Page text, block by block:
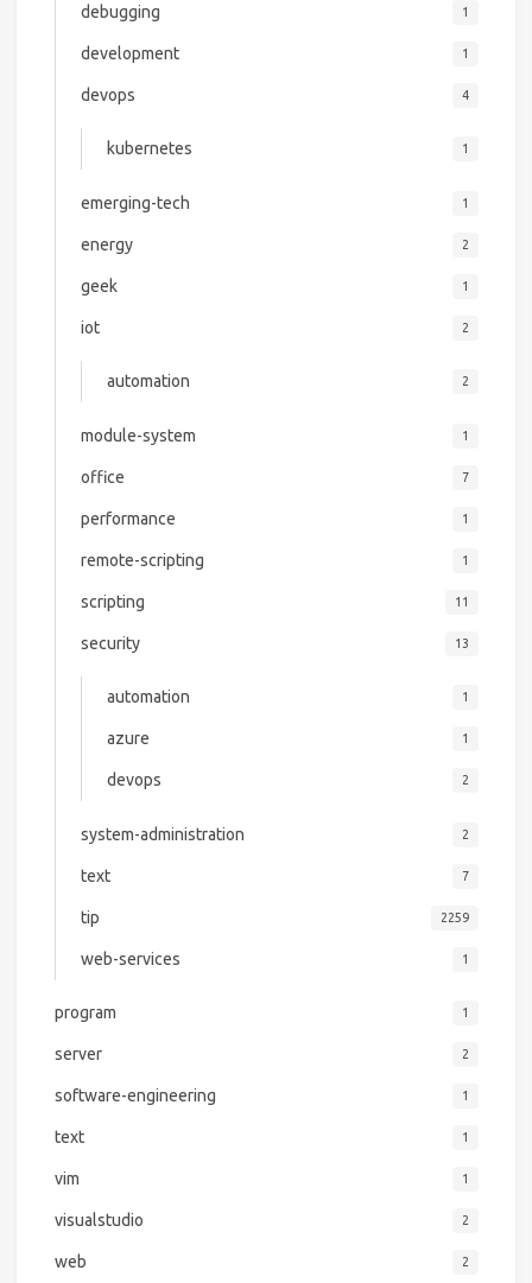
debugging 1
development 1
devops 4
kubernetes 1
emerging-tech 1
energy 2
geek 1
iot 2
automation 2
module-system 1
office 7
performance 1
remote-scripting 1
scripting 11
security 13
automation 1
azure 1
devops 2
system-administration 2
text 7
tip 2259
web-services 1
program 1
server 2
software-engineering 1
text 1
vim 1
visualstudio 2
web 2